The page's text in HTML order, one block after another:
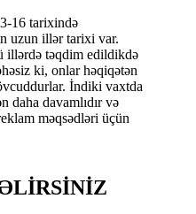
16 tarixində
uzun illər tarixi var.
illərdə təqdim edildikdə
ki, onlar həqiqətən
İndiki vaxtda
daha davamlıdır və
məqsədləri üçün